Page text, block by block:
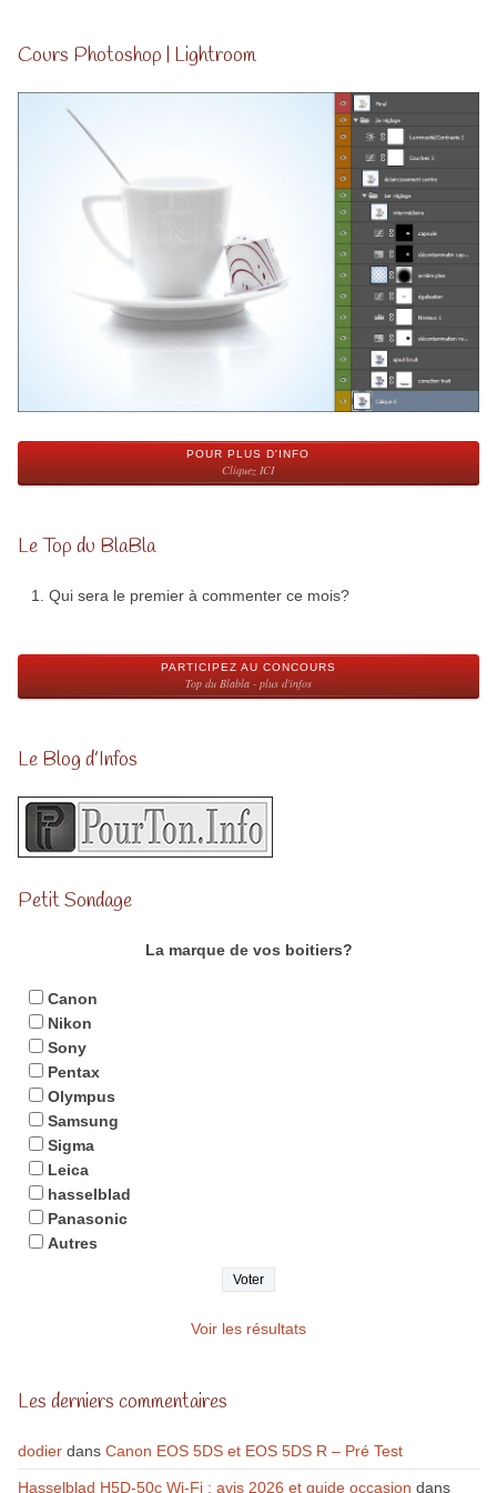
Cours Photoshop | Lightroom
POUR PLUS D'INFO
Cliquez ICI
Le Top du BlaBla
Qui sera le premier à commenter ce mois?
PARTICIPEZ AU CONCOURS
Top du Blabla - plus d'infos
Le Blog d’Infos
Petit Sondage
La marque de vos boitiers?
Canon
Nikon
Sony
Pentax
Olympus
Samsung
Sigma
Leica
hasselblad
Panasonic
Autres
Voir les résultats
Les derniers commentaires
dodierdans Canon EOS 5DS et EOS 5DS R – Pré Test
Hasselblad H5D-50c Wi-Fi : avis 2026 et guide occasion dans